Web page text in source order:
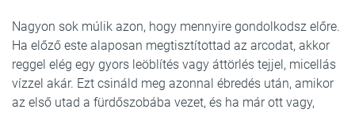
Nagyon sok múlik azon, hogy mennyire gondolkodsz előre.
Ha előző este alaposan megtisztítottad az arcodat, akkor
reggel elég egy gyors leöblítés vagy áttörlés tejjel, micellás
vízzel akár. Ezt csináld meg azonnal ébredés után, amikor
az első utad a fürdőszobába vezet, és ha már ott vagy,